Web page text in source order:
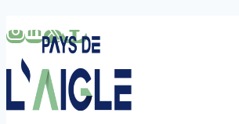
au
contenu